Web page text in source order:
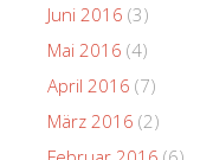
Juni 2016 (3)
Mai 2016 (4)
April 2016 (7)
März 2016 (2)